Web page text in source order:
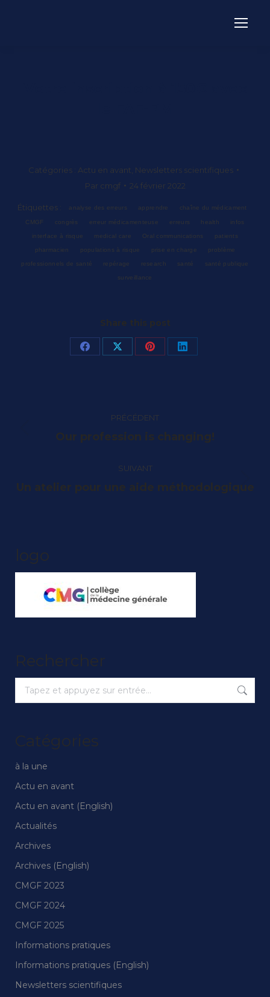
Catégories : Actu en avant Newsletters scientifiques
Par cmgf 24 février 2022
Étiquettes : analyse des erreurs apprendre chaîne du médicament
CMGF congrès erreur médicamenteuse erreurs health infos
interface à risque medical care Oral communications patients
pharmacien populations à risque prise en charge problème
professionnels de santé repérage research santé santé publique
surveillance
Share this post
PartagerPartagerPartagerPartager
PRÉCÉDENT
Article
:
Our profession is changing!
SUIVANT
Article
Un atelier pour une aide méthodologique
logo
Rechercher
Recherche
:
Catégories
à la une
Actu en avant
Actu en avant (English)
Actualités
Archives
Archives (English)
CMGF 2023
CMGF 2024
CMGF 2025
Informations pratiques
Informations pratiques (English)
Newsletters scientifiques